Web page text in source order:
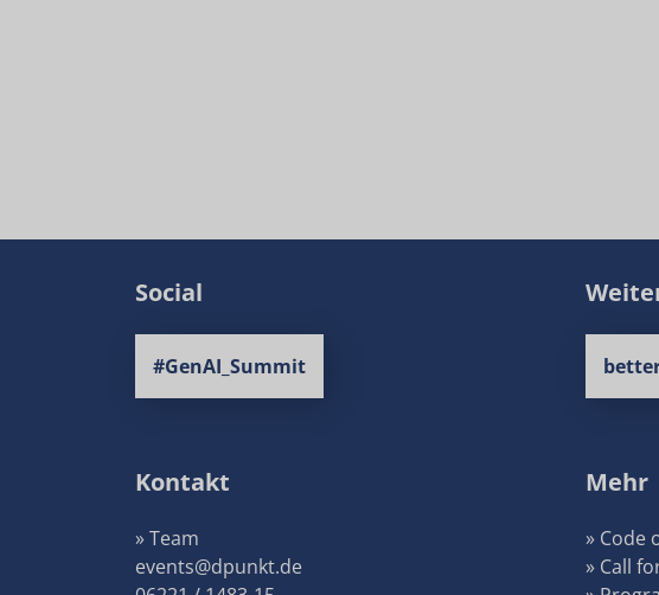
Social
#GenAI_Summit
Kontakt
» Team
events@dpunkt.de
Mehr
» Code
» Call